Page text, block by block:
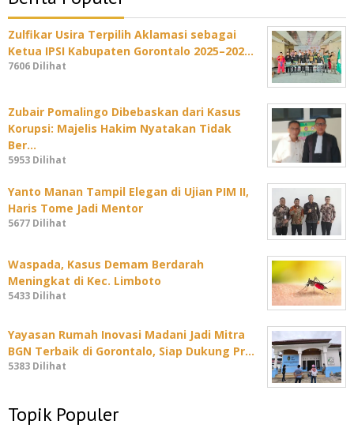
Zulfikar Usira Terpilih Aklamasi sebagai
Ketua IPSI Kabupaten Gorontalo 2025–202…
7606 Dilihat
Zubair Pomalingo Dibebaskan dari Kasus
Korupsi: Majelis Hakim Nyatakan Tidak
Ber…
5953 Dilihat
Yanto Manan Tampil Elegan di Ujian PIM II,
Haris Tome Jadi Mentor
5677 Dilihat
Waspada, Kasus Demam Berdarah
Meningkat di Kec. Limboto
5433 Dilihat
Yayasan Rumah Inovasi Madani Jadi Mitra
BGN Terbaik di Gorontalo, Siap Dukung Pr…
5383 Dilihat
Topik Populer